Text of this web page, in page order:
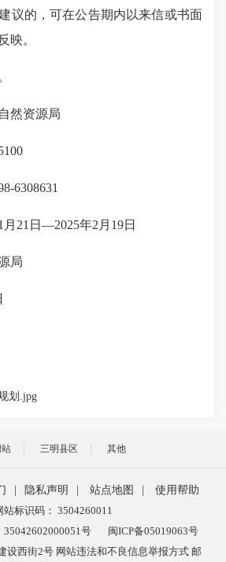
议的，可在公告期内以来信或书面
映。
资源局
6308631
21日—2025年2月19日
局
划.jpg
三明县区 其他
隐私声明 站点地图
使用帮助
站标识码： 3504260011
35042602000051号
闽ICP备05019063号
设西街2号 网站违法和不良信息举报方式 邮